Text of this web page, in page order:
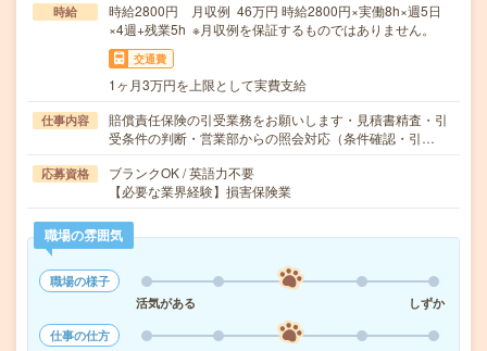
時給
時給2800円 月収例 46万円 時給2800円×実働8h×週5日
×4週+残業5h ※月収例を保証するものではありません。
交通費
1ヶ月3万円を上限として実費支給
仕事内容
賠償責任保険の引受業務をお願いします・見積書精査・引
受条件の判断・営業部からの照会対応（条件確認・引…
応募資格
ブランクOK / 英語力不要
【必要な業界経験】損害保険業
職場の雰囲気
職場の様子
活気がある
しずか
仕事の仕方